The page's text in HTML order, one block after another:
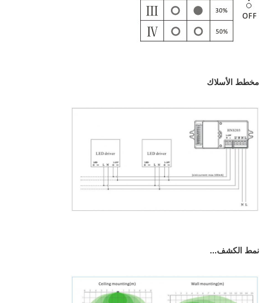
مخطط الأسلاك
نمط الكشف...